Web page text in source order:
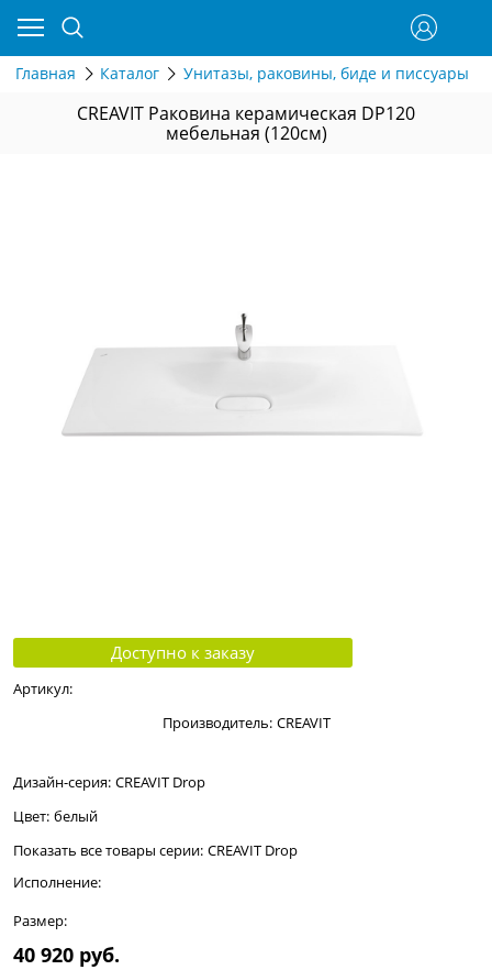
Главная Каталог Унитазы, раковины, биде и писсуары
CREAVIT Раковина керамическая DP120
мебельная (120см)
Доступно к заказу
Артикул:
Производитель: CREAVIT
Дизайн-серия: CREAVIT Drop
Цвет: белый
Показать все товары серии: CREAVIT Drop
Исполнение:
Размер:
40 920 руб.